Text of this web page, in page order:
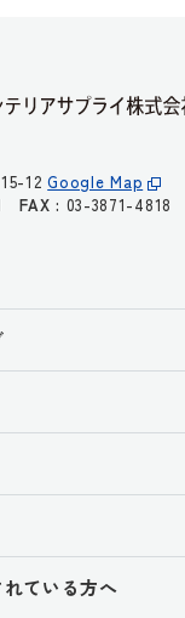
12Google Map
FAX : 03-3871-4818
ている方へ